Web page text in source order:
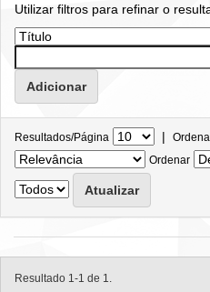
Utilizar filtros para refinar o
Resultados/Página |
Ordenar
Resultado 1-1 de 1.